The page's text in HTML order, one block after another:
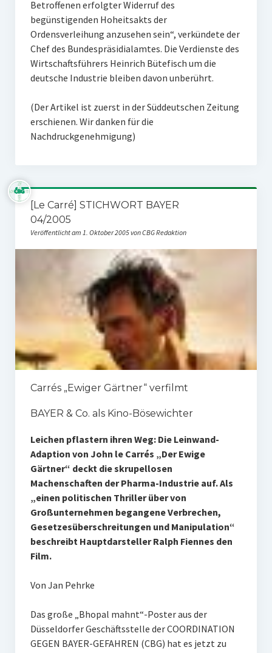
Betroffenen erfolgter Widerruf des
begünstigenden Hoheitsakts der
Ordensverleihung anzusehen sein“, verkündete der
Chef des Bundespräsidialamtes. Die Verdienste des
Wirtschaftsführers Heinrich Bütefisch um die
deutsche Industrie bleiben davon unberührt.
(Der Artikel ist zuerst in der Süddeutschen Zeitung
erschienen. Wir danken für die
Nachdruckgenehmigung)
[Le Carré] STICHWORT BAYER
04/2005
Veröffentlicht am 1. Oktober 2005 von CBG Redaktion
Carrés „Ewiger Gärtner“ verfilmt
BAYER & Co. als Kino-Bösewichter
Leichen pflastern ihren Weg: Die Leinwand-
Adaption von John le Carrés „Der Ewige
Gärtner“ deckt die skrupellosen
Machenschaften der Pharma-Industrie auf. Als
„einen politischen Thriller über von
Großunternehmen begangene Verbrechen,
Gesetzesüberschreitungen und Manipulation“
beschreibt Hauptdarsteller Ralph Fiennes den
Film.
Von Jan Pehrke
Das große „Bhopal mahnt“-Poster aus der
Düsseldorfer Geschäftsstelle der COORDINATION
GEGEN BAYER-GEFAHREN (CBG) hat es jetzt zu